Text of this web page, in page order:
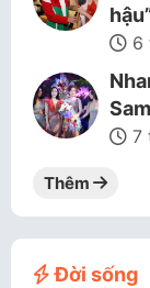
6
7
Thêm
Đời sống